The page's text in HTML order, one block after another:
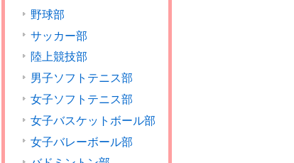
野球部
サッカー部
陸上競技部
男子ソフトテニス部
女子ソフトテニス部
女子バスケットボール部
女子バレーボール部